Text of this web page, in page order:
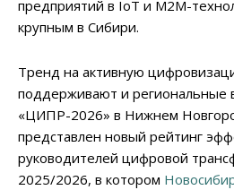
предприятий в IoT и М2М-
крупным в Сибири.
Тренд на активную
поддерживают и региональные
«ЦИПР-2026» в Нижнем
представлен новый рейтинг
руководителей цифровой
2025/2026, в котором